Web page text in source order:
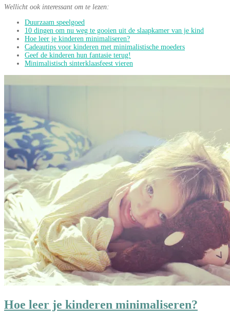
Wellicht ook interessant om te lezen:
Duurzaam speelgoed
10 dingen om nu weg te gooien uit de slaapkamer van je kind
Hoe leer je kinderen minimaliseren?
Cadeautips voor kinderen met minimalistische moeders
Geef de kinderen hun fantasie terug!
Minimalistisch sinterklaasfeest vieren
Hoe leer je kinderen minimaliseren?